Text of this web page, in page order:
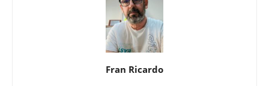
Fran Ricardo